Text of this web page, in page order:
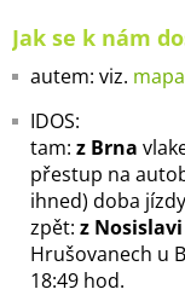
Jak se k nám
autem: viz. mapa
IDOS:
tam: z Brna
přestup na
ihned) doba
zpět: z Nosislavi
Hrušovanech u
18:49 hod.